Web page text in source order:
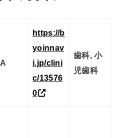
https://b
yoinnav
i.jp/clini
c/13576
0
歯科, 小
児歯科